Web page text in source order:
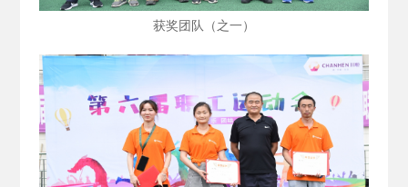
获奖团队（之一）